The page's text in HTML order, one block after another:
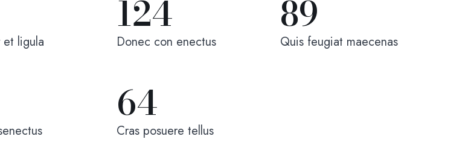
et ligula
124
Donec con enectus
89
Quis feugiat maecenas
64
Cras posuere tellus